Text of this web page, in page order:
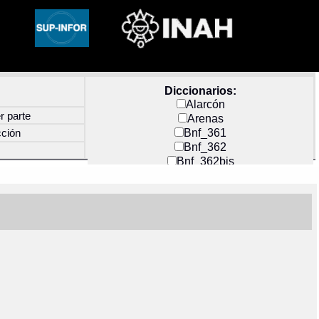
Diccionarios:
Alarcón
Arenas
Bnf_361
Bnf_362
Bnf_362bis
Docs_México
parte